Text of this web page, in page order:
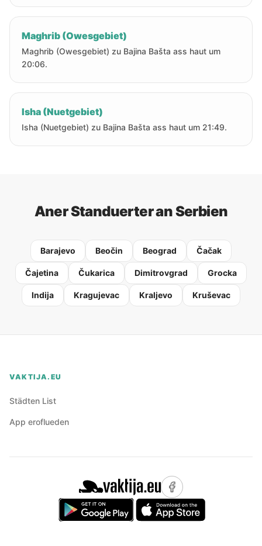
Maghrib (Owesgebiet)
Maghrib (Owesgebiet) zu Bajina Bašta ass haut um
20:06.
Isha (Nuetgebiet)
Isha (Nuetgebiet) zu Bajina Bašta ass haut um 21:49.
Aner Standuerter an Serbien
Barajevo Beočin Beograd Čačak
Čajetina Čukarica Dimitrovgrad Grocka
Indija Kragujevac Kraljevo Kruševac
VAKTIJA.EU
Städten List
App eroflueden